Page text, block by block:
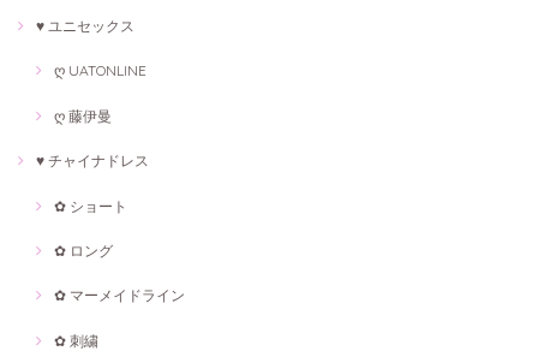
♥ ユニセックス
ღ UATONLINE
ღ 藤伊曼
♥ チャイナドレス
✿ ショート
✿ ロング
✿ マーメイドライン
✿ 刺繍